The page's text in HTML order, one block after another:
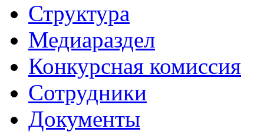
Структура
Медиараздел
Конкурсная комиссия
Сотрудники
Документы